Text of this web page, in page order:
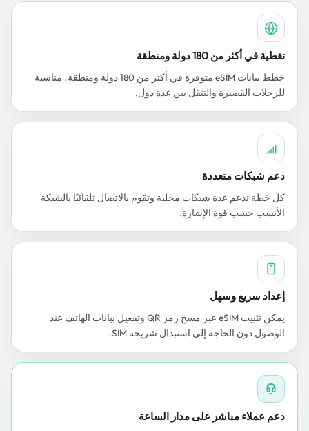
تغطية في أكثر من 180 دولة ومنطقة
خطط بيانات eSIM متوفرة في أكثر من 180 دولة ومنطقة، مناسبة
للرحلات القصيرة والتنقل بين عدة دول.
دعم شبكات متعددة
كل خطة تدعم عدة شبكات محلية وتقوم بالاتصال تلقائيًا بالشبكة
الأنسب حسب قوة الإشارة.
إعداد سريع وسهل
يمكن تثبيت eSIM عبر مسح رمز QR وتفعيل بيانات الهاتف عند
الوصول دون الحاجة إلى استبدال شريحة SIM.
دعم عملاء مباشر على مدار الساعة